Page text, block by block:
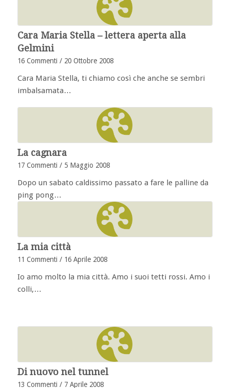
Cara Maria Stella – lettera aperta alla
Gelmini
16 Commenti / 20 Ottobre 2008
Cara Maria Stella, ti chiamo così che anche se sembri
imbalsamata…
La cagnara
17 Commenti / 5 Maggio 2008
Dopo un sabato caldissimo passato a fare le palline da
ping pong…
La mia città
11 Commenti / 16 Aprile 2008
Io amo molto la mia città. Amo i suoi tetti rossi. Amo i
colli,…
Di nuovo nel tunnel
13 Commenti / 7 Aprile 2008